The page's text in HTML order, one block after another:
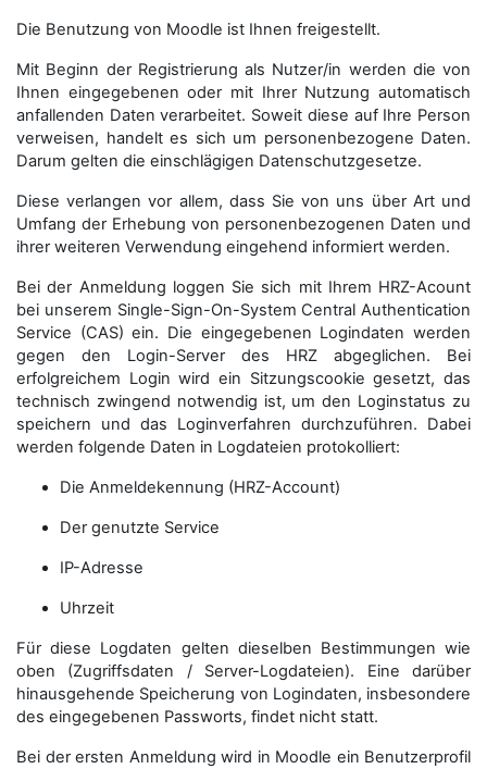
Die Benutzung von Moodle ist Ihnen freigestellt.
Mit Beginn der Registrierung als Nutzer/in werden die von
Ihnen eingegebenen oder mit Ihrer Nutzung automatisch
anfallenden Daten verarbeitet. Soweit diese auf Ihre Person
verweisen, handelt es sich um personenbezogene Daten.
Darum gelten die einschlägigen Datenschutzgesetze.
Diese verlangen vor allem, dass Sie von uns über Art und
Umfang der Erhebung von personenbezogenen Daten und
ihrer weiteren Verwendung eingehend informiert werden.
Bei der Anmeldung loggen Sie sich mit Ihrem HRZ-Acount
bei unserem Single-Sign-On-System Central Authentication
Service (CAS) ein. Die eingegebenen Logindaten werden
gegen den Login-Server des HRZ abgeglichen. Bei
erfolgreichem Login wird ein Sitzungscookie gesetzt, das
technisch zwingend notwendig ist, um den Loginstatus zu
speichern und das Loginverfahren durchzuführen. Dabei
werden folgende Daten in Logdateien protokolliert:
Die Anmeldekennung (HRZ-Account)
Der genutzte Service
IP-Adresse
Uhrzeit
Für diese Logdaten gelten dieselben Bestimmungen wie
oben (Zugriffsdaten / Server-Logdateien). Eine darüber
hinausgehende Speicherung von Logindaten, insbesondere
des eingegebenen Passworts, findet nicht statt.
Bei der ersten Anmeldung wird in Moodle ein Benutzerprofil